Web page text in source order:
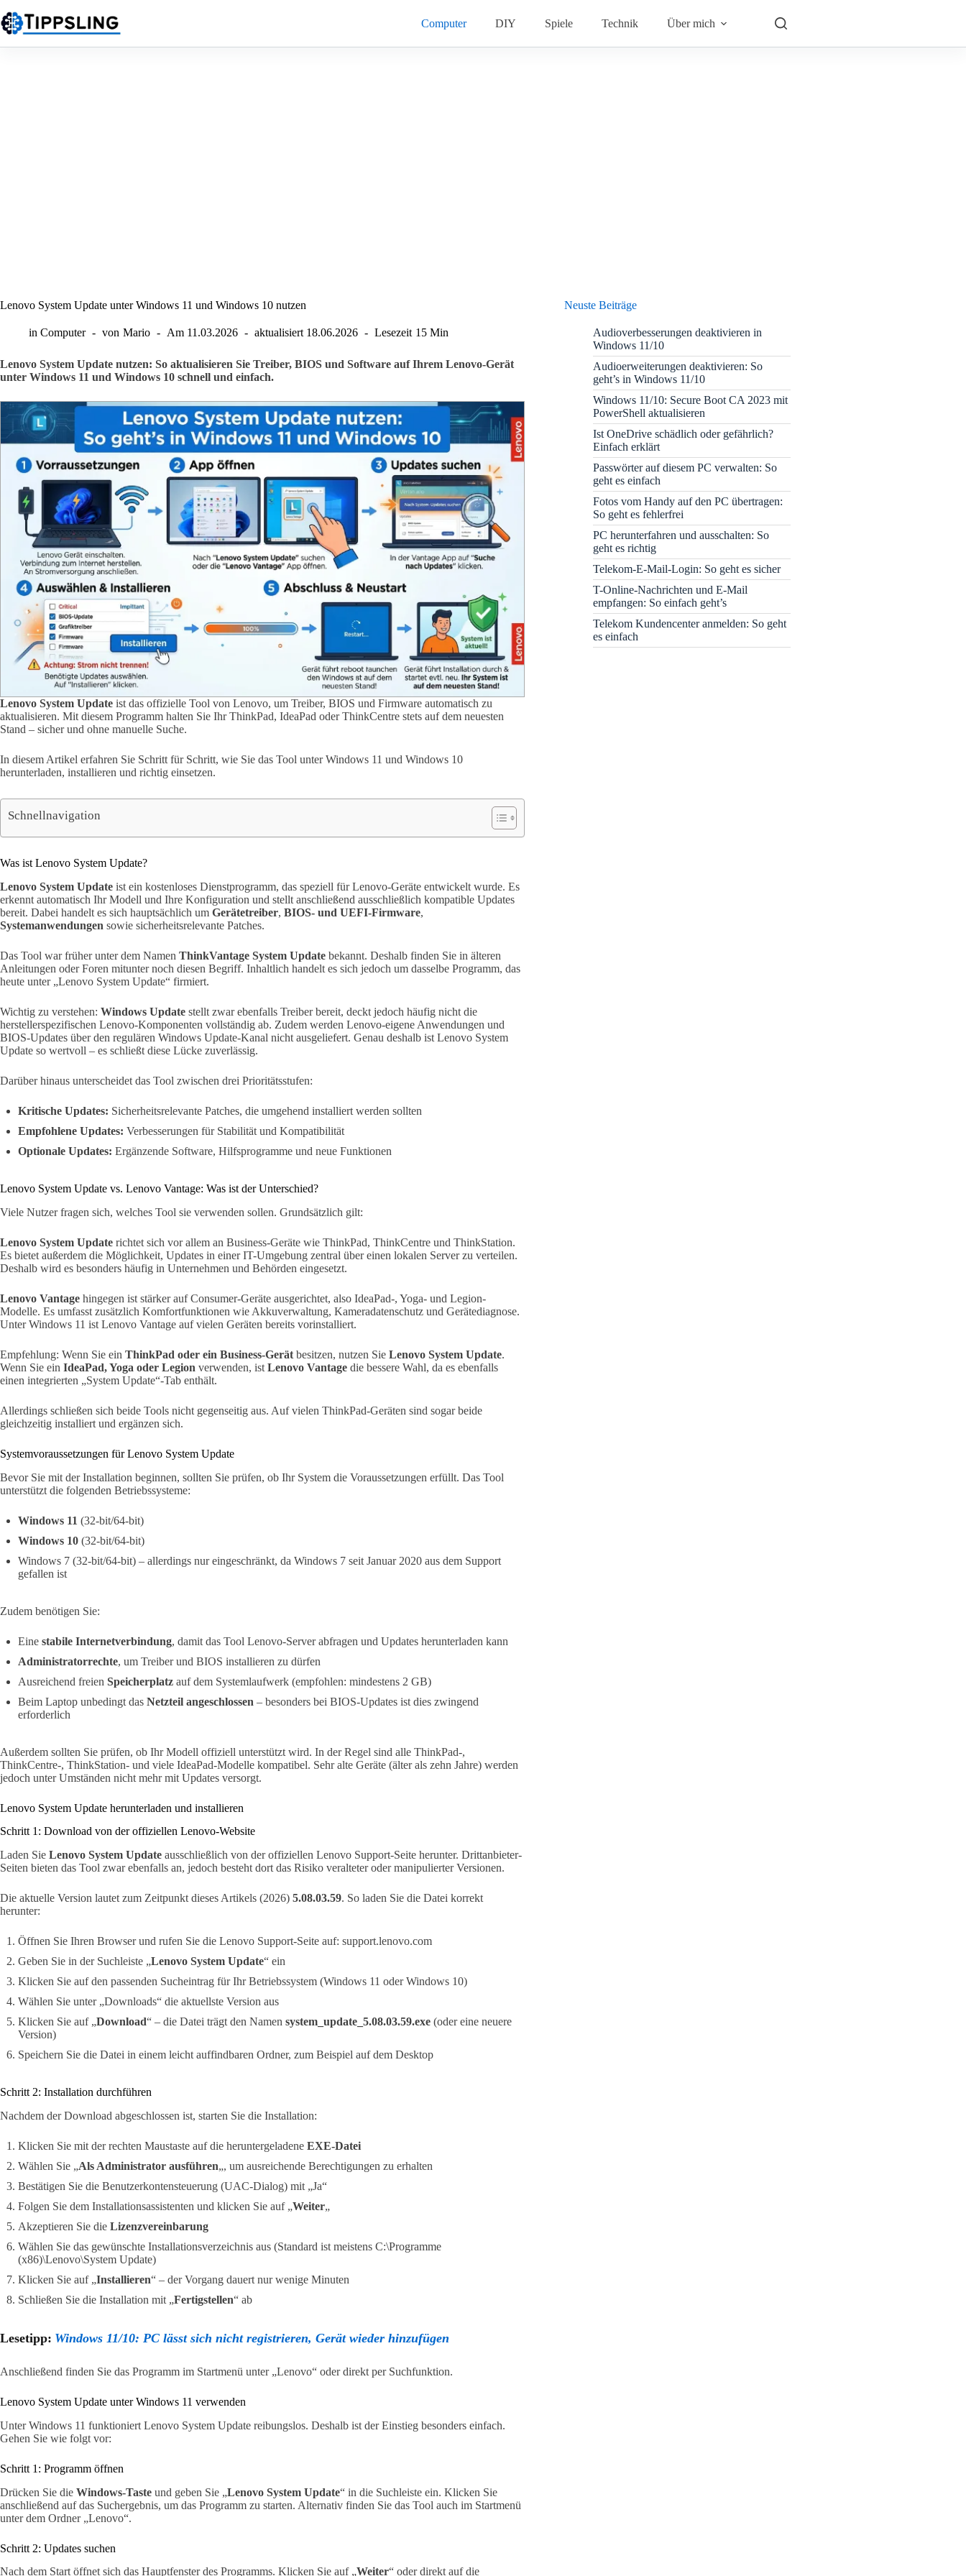
Inhalt
springen
Computer DIY Spiele Technik Über mich
Lenovo System Update unter Windows 11 und Windows 10 nutzen
in Computer von Mario Am 11.03.2026 aktualisiert 18.06.2026 Lesezeit 15 Min
Lenovo System Update nutzen: So aktualisieren Sie Treiber, BIOS und Software auf Ihrem Lenovo-Gerät
unter Windows 11 und Windows 10 schnell und einfach.
Lenovo System Update ist das offizielle Tool von Lenovo, um Treiber, BIOS und Firmware automatisch zu
aktualisieren. Mit diesem Programm halten Sie Ihr ThinkPad, IdeaPad oder ThinkCentre stets auf dem neuesten
Stand – sicher und ohne manuelle Suche.
In diesem Artikel erfahren Sie Schritt für Schritt, wie Sie das Tool unter Windows 11 und Windows 10
herunterladen, installieren und richtig einsetzen.
Schnellnavigation
Was ist Lenovo System Update?
Lenovo System Update ist ein kostenloses Dienstprogramm, das speziell für Lenovo-Geräte entwickelt wurde. Es
erkennt automatisch Ihr Modell und Ihre Konfiguration und stellt anschließend ausschließlich kompatible Updates
bereit. Dabei handelt es sich hauptsächlich um Gerätetreiber, BIOS- und UEFI-Firmware,
Systemanwendungen sowie sicherheitsrelevante Patches.
Das Tool war früher unter dem Namen ThinkVantage System Update bekannt. Deshalb finden Sie in älteren
Anleitungen oder Foren mitunter noch diesen Begriff. Inhaltlich handelt es sich jedoch um dasselbe Programm, das
heute unter „Lenovo System Update“ firmiert.
Wichtig zu verstehen: Windows Update stellt zwar ebenfalls Treiber bereit, deckt jedoch häufig nicht die
herstellerspezifischen Lenovo-Komponenten vollständig ab. Zudem werden Lenovo-eigene Anwendungen und
BIOS-Updates über den regulären Windows Update-Kanal nicht ausgeliefert. Genau deshalb ist Lenovo System
Update so wertvoll – es schließt diese Lücke zuverlässig.
Darüber hinaus unterscheidet das Tool zwischen drei Prioritätsstufen:
Kritische Updates: Sicherheitsrelevante Patches, die umgehend installiert werden sollten
Empfohlene Updates: Verbesserungen für Stabilität und Kompatibilität
Optionale Updates: Ergänzende Software, Hilfsprogramme und neue Funktionen
Lenovo System Update vs. Lenovo Vantage: Was ist der Unterschied?
Viele Nutzer fragen sich, welches Tool sie verwenden sollen. Grundsätzlich gilt:
Lenovo System Update richtet sich vor allem an Business-Geräte wie ThinkPad, ThinkCentre und ThinkStation.
Es bietet außerdem die Möglichkeit, Updates in einer IT-Umgebung zentral über einen lokalen Server zu verteilen.
Deshalb wird es besonders häufig in Unternehmen und Behörden eingesetzt.
Lenovo Vantage hingegen ist stärker auf Consumer-Geräte ausgerichtet, also IdeaPad-, Yoga- und Legion-
Modelle. Es umfasst zusätzlich Komfortfunktionen wie Akkuverwaltung, Kameradatenschutz und Gerätediagnose.
Unter Windows 11 ist Lenovo Vantage auf vielen Geräten bereits vorinstalliert.
Empfehlung: Wenn Sie ein ThinkPad oder ein Business-Gerät besitzen, nutzen Sie Lenovo System Update.
Wenn Sie ein IdeaPad, Yoga oder Legion verwenden, ist Lenovo Vantage die bessere Wahl, da es ebenfalls
einen integrierten „System Update“-Tab enthält.
Allerdings schließen sich beide Tools nicht gegenseitig aus. Auf vielen ThinkPad-Geräten sind sogar beide
gleichzeitig installiert und ergänzen sich.
Systemvoraussetzungen für Lenovo System Update
Bevor Sie mit der Installation beginnen, sollten Sie prüfen, ob Ihr System die Voraussetzungen erfüllt. Das Tool
unterstützt die folgenden Betriebssysteme:
Windows 11 (32-bit/64-bit)
Windows 10 (32-bit/64-bit)
Windows 7 (32-bit/64-bit) – allerdings nur eingeschränkt, da Windows 7 seit Januar 2020 aus dem Support
gefallen ist
Zudem benötigen Sie:
Eine stabile Internetverbindung, damit das Tool Lenovo-Server abfragen und Updates herunterladen kann
Administratorrechte, um Treiber und BIOS installieren zu dürfen
Ausreichend freien Speicherplatz auf dem Systemlaufwerk (empfohlen: mindestens 2 GB)
Beim Laptop unbedingt das Netzteil angeschlossen – besonders bei BIOS-Updates ist dies zwingend
erforderlich
Außerdem sollten Sie prüfen, ob Ihr Modell offiziell unterstützt wird. In der Regel sind alle ThinkPad-,
ThinkCentre-, ThinkStation- und viele IdeaPad-Modelle kompatibel. Sehr alte Geräte (älter als zehn Jahre) werden
jedoch unter Umständen nicht mehr mit Updates versorgt.
Lenovo System Update herunterladen und installieren
Schritt 1: Download von der offiziellen Lenovo-Website
Laden Sie Lenovo System Update ausschließlich von der offiziellen Lenovo Support-Seite herunter. Drittanbieter-
Seiten bieten das Tool zwar ebenfalls an, jedoch besteht dort das Risiko veralteter oder manipulierter Versionen.
Die aktuelle Version lautet zum Zeitpunkt dieses Artikels (2026) 5.08.03.59. So laden Sie die Datei korrekt
herunter:
Öffnen Sie Ihren Browser und rufen Sie die Lenovo Support-Seite auf: support.lenovo.com
Geben Sie in der Suchleiste „Lenovo System Update“ ein
Klicken Sie auf den passenden Sucheintrag für Ihr Betriebssystem (Windows 11 oder Windows 10)
Wählen Sie unter „Downloads“ die aktuellste Version aus
Klicken Sie auf „Download“ – die Datei trägt den Namen system_update_5.08.03.59.exe (oder eine neuere
Version)
Speichern Sie die Datei in einem leicht auffindbaren Ordner, zum Beispiel auf dem Desktop
Schritt 2: Installation durchführen
Nachdem der Download abgeschlossen ist, starten Sie die Installation:
Klicken Sie mit der rechten Maustaste auf die heruntergeladene EXE-Datei
Wählen Sie „Als Administrator ausführen„, um ausreichende Berechtigungen zu erhalten
Bestätigen Sie die Benutzerkontensteuerung (UAC-Dialog) mit „Ja“
Folgen Sie dem Installationsassistenten und klicken Sie auf „Weiter„
Akzeptieren Sie die Lizenzvereinbarung
Wählen Sie das gewünschte Installationsverzeichnis aus (Standard ist meistens C:\Programme
(x86)\Lenovo\System Update)
Klicken Sie auf „Installieren“ – der Vorgang dauert nur wenige Minuten
Schließen Sie die Installation mit „Fertigstellen“ ab
Lesetipp: Windows 11/10: PC lässt sich nicht registrieren, Gerät wieder hinzufügen
Anschließend finden Sie das Programm im Startmenü unter „Lenovo“ oder direkt per Suchfunktion.
Lenovo System Update unter Windows 11 verwenden
Unter Windows 11 funktioniert Lenovo System Update reibungslos. Deshalb ist der Einstieg besonders einfach.
Gehen Sie wie folgt vor:
Schritt 1: Programm öffnen
Drücken Sie die Windows-Taste und geben Sie „Lenovo System Update“ in die Suchleiste ein. Klicken Sie
anschließend auf das Suchergebnis, um das Programm zu starten. Alternativ finden Sie das Tool auch im Startmenü
unter dem Ordner „Lenovo“.
Schritt 2: Updates suchen
Nach dem Start öffnet sich das Hauptfenster des Programms. Klicken Sie auf „Weiter“ oder direkt auf die
Neuste Beiträge
Audioverbesserungen deaktivieren in
Windows 11/10
Audioerweiterungen deaktivieren: So
geht’s in Windows 11/10
Windows 11/10: Secure Boot CA 2023 mit
PowerShell aktualisieren
Ist OneDrive schädlich oder gefährlich?
Einfach erklärt
Passwörter auf diesem PC verwalten: So
geht es einfach
Fotos vom Handy auf den PC übertragen:
So geht es fehlerfrei
PC herunterfahren und ausschalten: So
geht es richtig
Telekom-E-Mail-Login: So geht es sicher
T-Online-Nachrichten und E-Mail
empfangen: So einfach geht’s
Telekom Kundencenter anmelden: So geht
es einfach